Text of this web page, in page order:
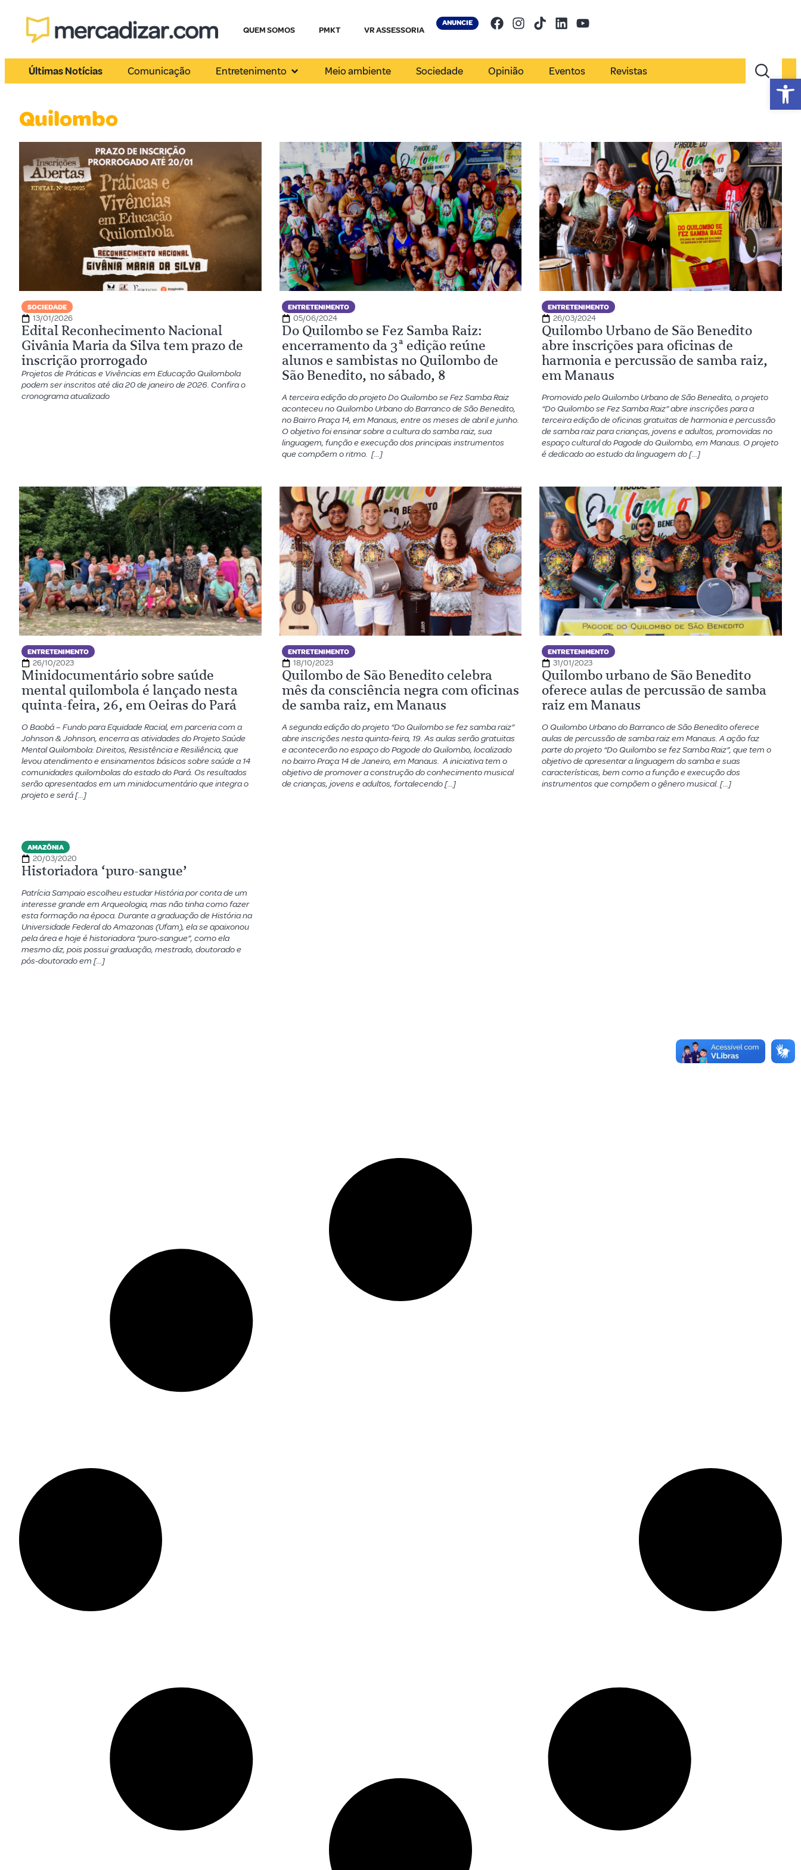
QUEM SOMOS PMKT VR ASSESSORIA
ANUNCIE
Últimas Notícias Comunicação Entretenimento Meio ambiente Sociedade Opinião Eventos Revistas
Quilombo
SOCIEDADE
13/01/2026
Edital Reconhecimento Nacional
Givânia Maria da Silva tem prazo de
inscrição prorrogado
Projetos de Práticas e Vivências em Educação Quilombola
podem ser inscritos até dia 20 de janeiro de 2026. Confira o
cronograma atualizado
ENTRETENIMENTO
05/06/2024
Do Quilombo se Fez Samba Raiz:
encerramento da 3ª edição reúne
alunos e sambistas no Quilombo de
São Benedito, no sábado, 8
A terceira edição do projeto Do Quilombo se Fez Samba Raiz
aconteceu no Quilombo Urbano do Barranco de São Benedito,
no Bairro Praça 14, em Manaus, entre os meses de abril e junho.
O objetivo foi ensinar sobre a cultura do samba raiz, sua
linguagem, função e execução dos principais instrumentos
que compõem o ritmo. […]
ENTRETENIMENTO
26/03/2024
Quilombo Urbano de São Benedito
abre inscrições para oficinas de
harmonia e percussão de samba raiz,
em Manaus
Promovido pelo Quilombo Urbano de São Benedito, o projeto
“Do Quilombo se Fez Samba Raiz” abre inscrições para a
terceira edição de oficinas gratuitas de harmonia e percussão
de samba raiz para crianças, jovens e adultos, promovidas no
espaço cultural do Pagode do Quilombo, em Manaus. O projeto
é dedicado ao estudo da linguagem do […]
ENTRETENIMENTO
26/10/2023
Minidocumentário sobre saúde
mental quilombola é lançado nesta
quinta-feira, 26, em Oeiras do Pará
O Baobá – Fundo para Equidade Racial, em parceria com a
Johnson & Johnson, encerra as atividades do Projeto Saúde
Mental Quilombola: Direitos, Resistência e Resiliência, que
levou atendimento e ensinamentos básicos sobre saúde a 14
comunidades quilombolas do estado do Pará. Os resultados
serão apresentados em um minidocumentário que integra o
projeto e será […]
ENTRETENIMENTO
18/10/2023
Quilombo de São Benedito celebra
mês da consciência negra com oficinas
de samba raiz, em Manaus
A segunda edição do projeto “Do Quilombo se fez samba raiz”
abre inscrições nesta quinta-feira, 19. As aulas serão gratuitas
e acontecerão no espaço do Pagode do Quilombo, localizado
no bairro Praça 14 de Janeiro, em Manaus. A iniciativa tem o
objetivo de promover a construção do conhecimento musical
de crianças, jovens e adultos, fortalecendo […]
ENTRETENIMENTO
31/01/2023
Quilombo urbano de São Benedito
oferece aulas de percussão de samba
raiz em Manaus
O Quilombo Urbano do Barranco de São Benedito oferece
aulas de percussão de samba raiz em Manaus. A ação faz
parte do projeto “Do Quilombo se fez Samba Raiz”, que tem o
objetivo de apresentar a linguagem do samba e suas
características, bem como a função e execução dos
instrumentos que compõem o gênero musical. […]
AMAZÔNIA
20/03/2020
Historiadora ‘puro-sangue’
Patrícia Sampaio escolheu estudar História por conta de um
interesse grande em Arqueologia, mas não tinha como fazer
esta formação na época. Durante a graduação de História na
Universidade Federal do Amazonas (Ufam), ela se apaixonou
pela área e hoje é historiadora “puro-sangue”, como ela
mesmo diz, pois possui graduação, mestrado, doutorado e
pós-doutorado em […]